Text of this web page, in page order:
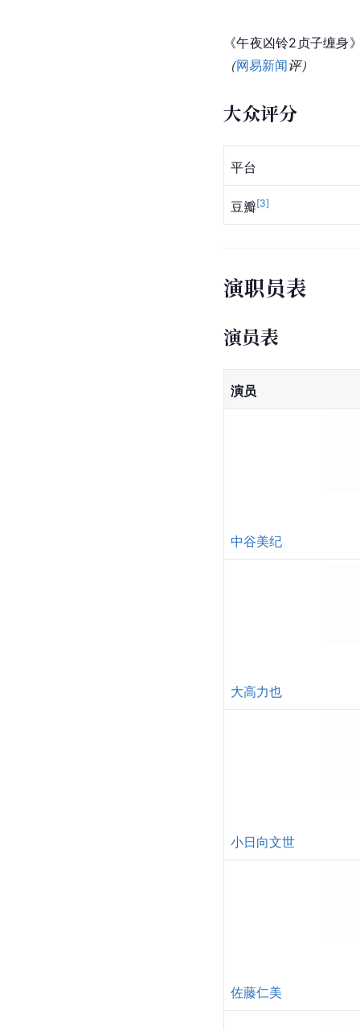
《午夜凶铃2贞子缠身
（网易新闻评）
大众评分
平台
豆瓣[3]
演职员表
演员表
演员
中谷美纪
大高力也
小日向文世
佐藤仁美